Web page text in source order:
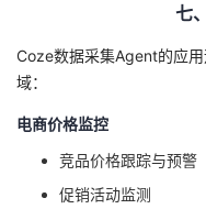
七
Coze数据采集Agent的应
域：
电商价格监控
竞品价格跟踪与预警
促销活动监测